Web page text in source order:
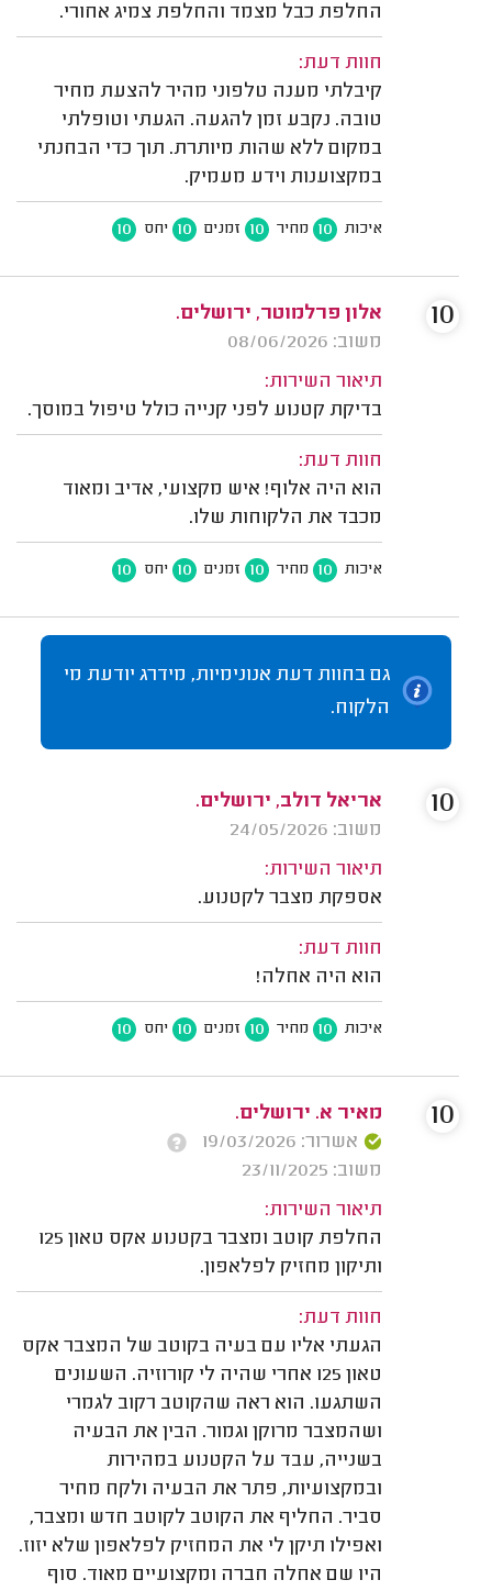
החלפת כבל מצמד והחלפת צמיג אחורי.
חוות דעת:
קיבלתי מענה טלפוני מהיר להצעת מחיר
טובה. נקבע זמן להגעה. הגעתי וטופלתי
במקום ללא שהות מיותרת. תוך כדי הבחנתי
במקצוענות וידע מעמיק.
איכות 10 מחיר 10 זמנים 10 יחס 10
אלון פרלמוטר, ירושלים.
משוב: 08/06/2026
תיאור השירות:
בדיקת קטנוע לפני קנייה כולל טיפול במוסך.
חוות דעת:
הוא היה אלוף! איש מקצועי, אדיב ומאוד
מכבד את הלקוחות שלו.
איכות 10 מחיר 10 זמנים 10 יחס 10
10
גם בחוות דעת אנונימיות, מידרג יודעת מי
הלקוח.
אריאל דולב, ירושלים.
משוב: 24/05/2026
תיאור השירות:
אספקת מצבר לקטנוע.
חוות דעת:
הוא היה אחלה!
איכות 10 מחיר 10 זמנים 10 יחס 10
10
מאיר א. ירושלים.
אשרור: 19/03/2026
משוב: 23/11/2025
תיאור השירות:
החלפת קוטב ומצבר בקטנוע אקס טאון 125
ותיקון מחזיק לפלאפון.
חוות דעת:
הגעתי אליו עם בעיה בקוטב של המצבר אקס
טאון 125 אחרי שהיה לי קורוזיה. השעונים
השתגעו. הוא ראה שהקוטב רקוב לגמרי
ושהמצבר מרוקן וגמור. הבין את הבעיה
בשנייה, עבד על הקטנוע במהירות
ובמקצועיות, פתר את הבעיה ולקח מחיר
סביר. החליף את הקוטב לקוטב חדש ומצבר,
ואפילו תיקן לי את המחזיק לפלאפון שלא יזוז.
היו שם אחלה חברה ומקצועיים מאוד. סוף
10